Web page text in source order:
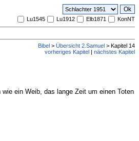
Lu1545 Lu1912 Elb1871 KonNT
Bibel > Übersicht 2.Samuel > Kapitel 14
vorheriges Kapitel | nächstes Kapitel
ein Weib, das lange Zeit um einen Toten